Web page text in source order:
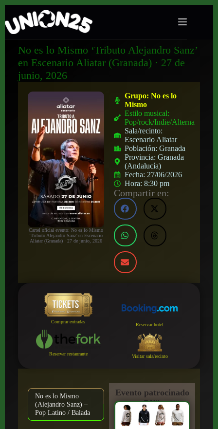
No es lo Mismo ‘Tributo Alejandro Sanz’
en Escenario Aliatar (Granada) · 27 de
junio, 2026
Cartel oficial evento: No es lo Mismo
‘Tributo Alejandro Sanz’ en Escenario
Aliatar (Granada) · 27 de junio, 2026
Grupo:No es lo
Mismo
Estilo musical:
Pop/rock/Indie/Alternativo
Sala/recinto:
Escenario Aliatar
Población:Granada
Provincia:Granada
(Andalucía)
Fecha: 27/06/2026
Hora:8:30 pm
Compartir en:
Comprar entradas
Reservar hotel
Reservar restaurante Visitar sala/recinto
No es lo Mismo
(Alejandro Sanz) –
Pop Latino / Balada
Evento patrocinado
por: